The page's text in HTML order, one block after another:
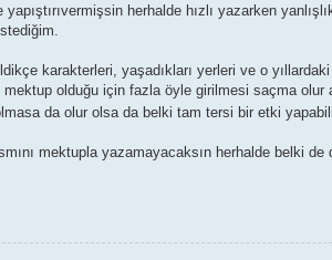
herhalde hızlı yazarken
karakterleri, yaşadıkları yerleri ve o
mektup olduğu için fazla öyle girilmesi saçma
da olur olsa da belki tam tersi bir etki
mektupla yazamayacaksın herhalde belki de